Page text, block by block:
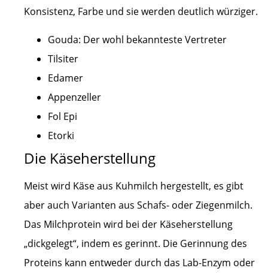
Konsistenz, Farbe und sie werden deutlich würziger.
Gouda: Der wohl bekannteste Vertreter
Tilsiter
Edamer
Appenzeller
Fol Epi
Etorki
Die Käseherstellung
Meist wird Käse aus Kuhmilch hergestellt, es gibt
aber auch Varianten aus Schafs- oder Ziegenmilch.
Das Milchprotein wird bei der Käseherstellung
„dickgelegt“, indem es gerinnt. Die Gerinnung des
Proteins kann entweder durch das Lab-Enzym oder